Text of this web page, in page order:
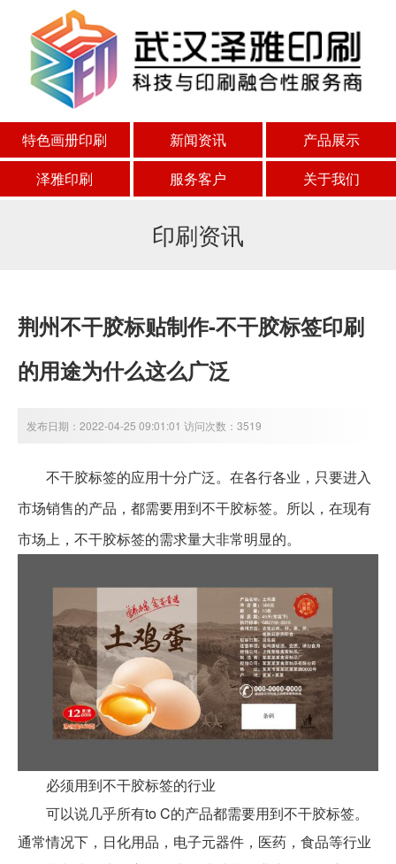
特色画册印刷 新闻资讯
产品展示
泽雅印刷
服务客户 关于我们
印刷资讯
荆州不干胶标贴制作-不干胶标签印刷
的用途为什么这么广泛
发布日期：2022-04-25 09:01:01 访问次数：3519
不干胶标签的应用十分广泛。在各行各业，只要进入
市场销售的产品，都需要用到不干胶标签。所以，在现有
市场上，不干胶标签的需求量大非常明显的。
必须用到不干胶标签的行业
可以说几乎所有to C的产品都需要用到不干胶标签。
通常情况下，日化用品，电子元器件，医药，食品等行业